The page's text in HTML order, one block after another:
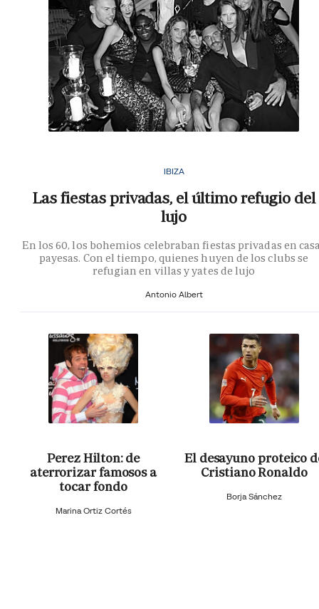
IBIZA
Las fiestas privadas, el último refugio del
lujo
En los 60, los bohemios celebraban fiestas privadas en
payesas. Con el tiempo, quienes huyen de los clubs se
refugian en villas y yates de lujo
Antonio Albert
Perez Hilton: de
aterrorizar famosos a
tocar fondo
Marina Ortiz Cortés
El desayuno proteico
Cristiano Ronaldo
Borja Sánchez